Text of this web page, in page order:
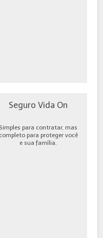
Seguro Vida On
Simples para contratar, mas
completo para proteger você
e sua família.